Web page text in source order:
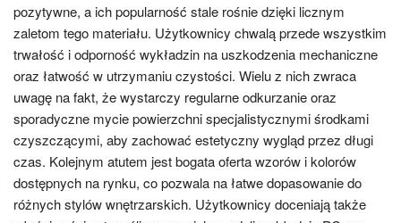
pozytywne, a ich popularność stale rośnie dzięki licznym
zaletom tego materiału. Użytkownicy chwalą przede wszystkim
trwałość i odporność wykładzin na uszkodzenia mechaniczne
oraz łatwość w utrzymaniu czystości. Wielu z nich zwraca
uwagę na fakt, że wystarczy regularne odkurzanie oraz
sporadyczne mycie powierzchni specjalistycznymi środkami
czyszczącymi, aby zachować estetyczny wygląd przez długi
czas. Kolejnym atutem jest bogata oferta wzorów i kolorów
dostępnych na rynku, co pozwala na łatwe dopasowanie do
różnych stylów wnętrzarskich. Użytkownicy doceniają także